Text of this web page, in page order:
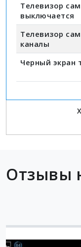
Телевизор
выключается
Телевизор
каналы
Черный экран
Отзывы